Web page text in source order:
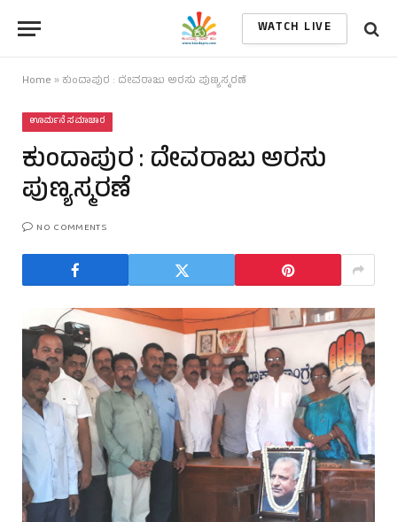
WATCH LIVE
Home »ಕುಂದಾಪುರ : ದೇವರಾಜು ಅರಸು ಪುಣ್ಯಸ್ಮರಣೆ
ಊರ್ಮನೆ ಸಮಾಚಾರ
ಕುಂದಾಪುರ : ದೇವರಾಜು ಅರಸು
ಪುಣ್ಯಸ್ಮರಣೆ
NO COMMENTS